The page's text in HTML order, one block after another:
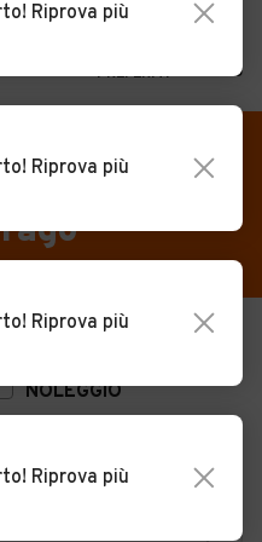
PREFERITI MENU
Jerago
NOLEGGIO
Riprova più
Riprova più
Riprova più
Riprova più